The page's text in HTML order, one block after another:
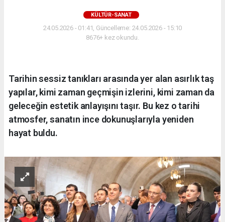
KÜLTÜR-SANAT
24.05.2026 - 01:41, Güncelleme: 24.05.2026 - 15:10
8676+ kez okundu.
Tarihin sessiz tanıkları arasında yer alan asırlık taş
yapılar, kimi zaman geçmişin izlerini, kimi zaman da
geleceğin estetik anlayışını taşır. Bu kez o tarihi
atmosfer, sanatın ince dokunuşlarıyla yeniden
hayat buldu.